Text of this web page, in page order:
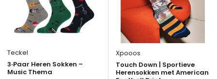
Teckel
3‑Paar Heren Sokken –
Music Thema
Xpooos
Touch Down | Sportieve
Herensokken met American